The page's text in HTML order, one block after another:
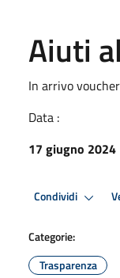
Aiuti
In arrivo
Data :
17 giugno 2024
Condividi
Categorie:
Trasparenza